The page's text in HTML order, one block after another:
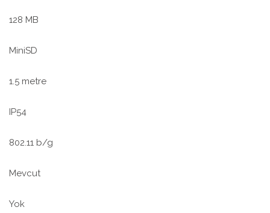
128 MB
MiniSD
1.5 metre
IP54
802.11 b/g
Mevcut
Yok